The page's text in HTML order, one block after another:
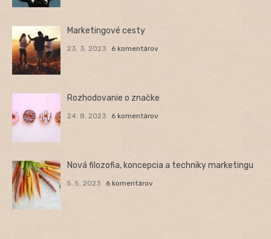
Marketingové cesty
23. 3. 2023 6 komentárov
Rozhodovanie o značke
24. 8. 2023 6 komentárov
Nová filozofia, koncepcia a techniky marketingu
5. 5. 2023 6 komentárov